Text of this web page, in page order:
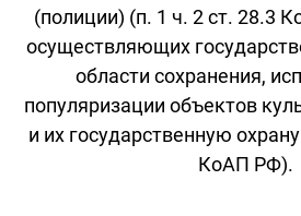
(полиции) (п. 1 ч. 2 ст. 28.3
осуществляющих
области сохранения,
популяризации объектов
и их государственную
КоАП РФ).